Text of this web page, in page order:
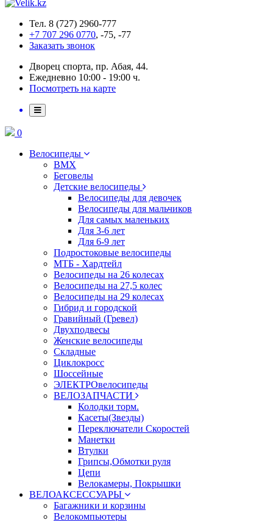
Тел. 8 (727) 2960-777
+7 707 296 0770, -75, -77
Заказать звонок
Дворец спорта, пр. Абая, 44.
Ежедневно 10:00 - 19:00 ч.
Посмотреть на карте
0
Велосипеды
BMX
Беговелы
Детские велосипеды
Велосипеды для девочек
Велосипеды для мальчиков
Для самых маленьких
Для 3-6 лет
Для 6-9 лет
Подростоковые велосипеды
МТБ - Хардтейл
Велосипеды на 26 колесах
Велосипеды на 27,5 колес
Велосипеды на 29 колесах
Гибрид и городской
Гравийный (Гревел)
Двухподвесы
Женские велосипеды
Складные
Циклокросс
Шоссейные
ЭЛЕКТРОвелосипеды
ВЕЛОЗАПЧАСТИ
Колодки торм.
Касеты(Звезды)
Переключатели Скоростей
Манетки
Втулки
Грипсы,Обмотки руля
Цепи
Велокамеры, Покрышки
ВЕЛОАКСЕССУАРЫ
Багажники и корзины
Велокомпьютеры